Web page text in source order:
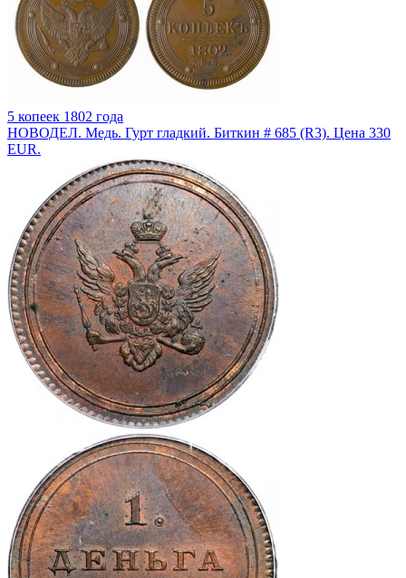
5 копеек 1802 года
НОВОДЕЛ. Медь. Гурт гладкий. Биткин # 685 (R3). Цена 330
EUR.